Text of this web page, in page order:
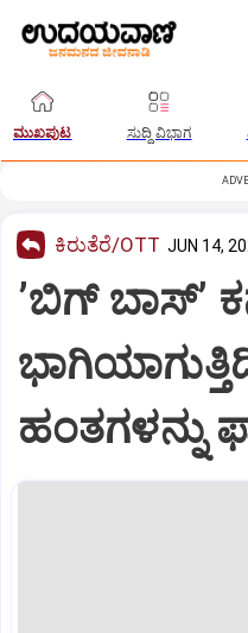
ಮುಖಪುಟ ಸುದ್ದಿ ವಿಭಾಗ
ಕಿರುತೆರೆ/OTT JUN 14,
ʼಬಿಗ್‌ ಬಾಸ್‌ʼ
ಹಂತಗಳನ್ನು